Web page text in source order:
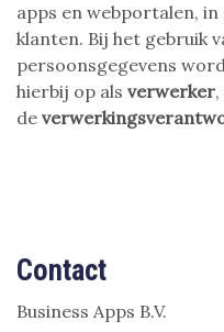
apps en webportalen,
klanten. Bij het gebruik
persoonsgegevens
hierbij op als verwerker
de
Contact
Business Apps B.V.